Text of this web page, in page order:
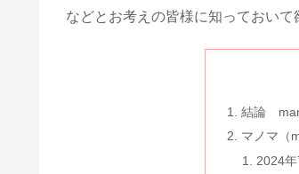
などとお考えの皆様に知っておいて
結論
マノマ（
2024